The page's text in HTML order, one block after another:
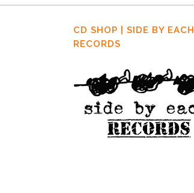
CD SHOP | SIDE BY EACH
RECORDS